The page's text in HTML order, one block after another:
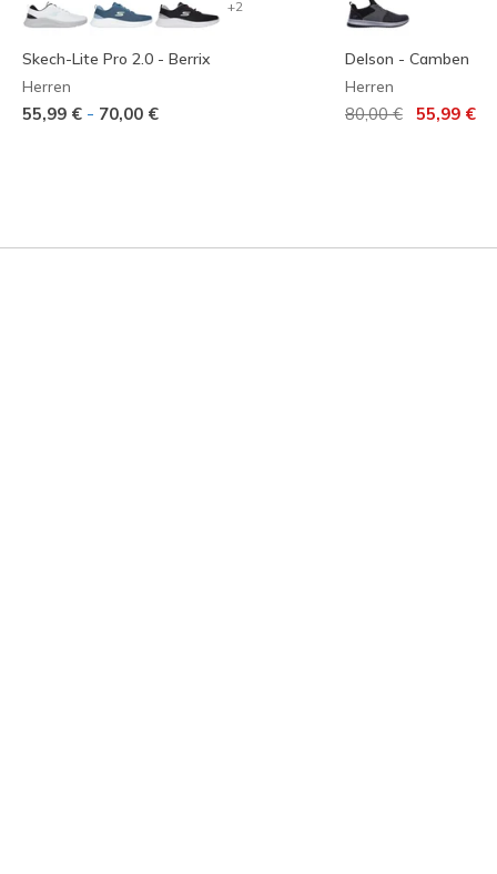
+2
Skech-Lite Pro 2.0 - Berrix
Herren
55,99 € - 70,00 €
Delson - Camben
Herren
Reduziert von
80,00 €auf55,99 €